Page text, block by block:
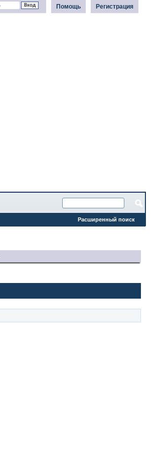
Регистрация
Помощь
Расширенный поиск